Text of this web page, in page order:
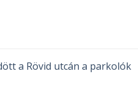
a Rövid utcán a parkolók